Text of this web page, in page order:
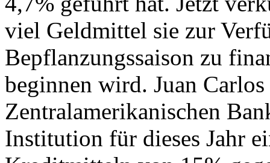
viel Geldmittel sie zur
Bepflanzungssaison zu
beginnen wird. Juan
Zentralamerikanischen
Institution für dieses Jahr